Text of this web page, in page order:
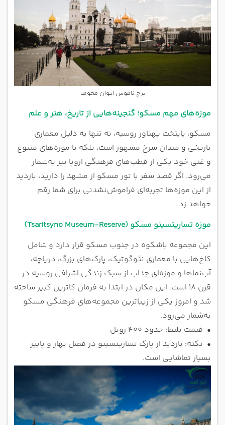
برج ناقوس ایوان مخوف
موزه‌های مهم مسکو؛ گنجینه‌هایی از تاریخ، هنر و علم
مسکو، پایتخت پهناور روسیه، نه تنها به دلیل معماری
تاریخی و میدان سرخ مشهور است، بلکه با موزه‌های متنوع
و غنی خود یکی از قطب‌های فرهنگی اروپا نیز به‌شمار
می‌رود. اگر قصد سفر با تور مسکو از مشهد را دارید، بازدید
از این موزه‌ها تجربه‌ای فراموش‌نشدنی برای شما رقم
خواهد زد.
موزه تساریتسینو مسکو (Tsaritsyno Museum-Reserve)
این مجموعه باشکوه در جنوب مسکو قرار دارد و شامل
کاخ‌هایی با معماری نئوگوتیک، پارک‌های بزرگ، دریاچه،
آب‌نماها و موزه‌ای جذاب از سبک زندگی اشرافی روسیه در
قرن ۱۸ است. این مکان در ابتدا به فرمان کاترین کبیر ساخته
شد و امروز یکی از زیباترین مجموعه‌های فرهنگی مسکو
به‌شمار می‌رود.
• قیمت بلیط: حدود 400 روبل
• نکته: بازدید از پارک تساریتسینو در فصل بهار و پاییز
بسیار تماشایی است.